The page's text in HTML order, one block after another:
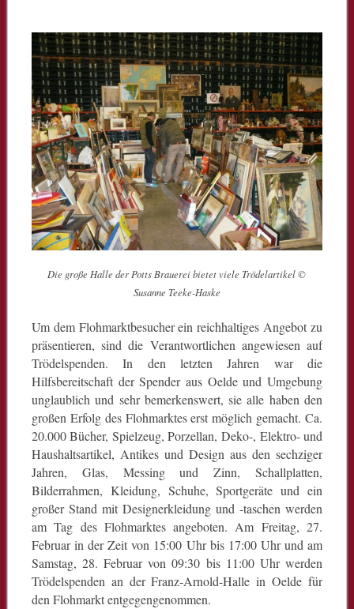
Die große Halle der Potts Brauerei bietet viele Trödelartikel ©
Susanne Teeke-Haske
Um dem Flohmarktbesucher ein reichhaltiges Angebot zu
präsentieren, sind die Verantwortlichen angewiesen auf
Trödelspenden. In den letzten Jahren war die
Hilfsbereitschaft der Spender aus Oelde und Umgebung
unglaublich und sehr bemerkenswert, sie alle haben den
großen Erfolg des Flohmarktes erst möglich gemacht. Ca.
20.000 Bücher, Spielzeug, Porzellan, Deko-, Elektro- und
Haushaltsartikel, Antikes und Design aus den sechziger
Jahren, Glas, Messing und Zinn, Schallplatten,
Bilderrahmen, Kleidung, Schuhe, Sportgeräte und ein
großer Stand mit Designerkleidung und -taschen werden
am Tag des Flohmarktes angeboten. Am Freitag, 27.
Februar in der Zeit von 15:00 Uhr bis 17:00 Uhr und am
Samstag, 28. Februar von 09:30 bis 11:00 Uhr werden
Trödelspenden an der Franz-Arnold-Halle in Oelde für
den Flohmarkt entgegengenommen.